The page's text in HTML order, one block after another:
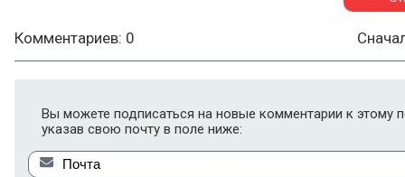
Комментариев: 0
Вы можете подписаться на новые комментарии к этому
указав свою почту в поле ниже: